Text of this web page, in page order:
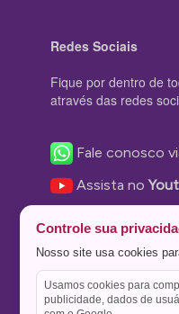
Redes Sociais
Fique por dentro de
através das redes
Fale conosco
Assista no
Nos siga no
Nos siga no
Controle sua
Nosso site usa cookies
Usamos cookies para
publicidade, dados de